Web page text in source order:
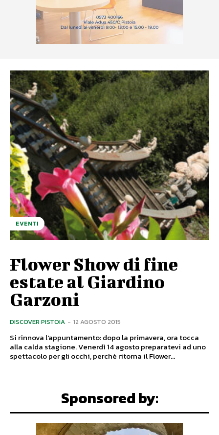
EVENTI
Flower Show di fine
estate al Giardino
Garzoni
DISCOVER PISTOIA - 12 AGOSTO 2015
Si rinnova l'appuntamento: dopo la primavera, ora tocca
alla calda stagione. Venerdì 14 agosto preparatevi ad uno
spettacolo per gli occhi, perchè ritorna il Flower...
Sponsored by: